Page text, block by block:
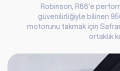
Robinson, R88'e
güvenilirliğiyle bilinen
motorunu takmak için
ortaklık